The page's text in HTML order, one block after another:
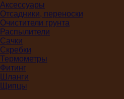
Аксессуары
Отсадники, переноски
Очистители грунта
Распылители
Сачки
Скребки
Термометры
Фитинг
Шланги
Щипцы